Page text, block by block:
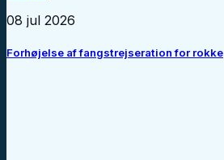
08 jul 2026
Forhøjelse af fangstrejseration for rokke